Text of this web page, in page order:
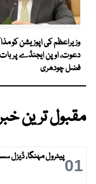
وزیراعظم کی اپوزیشن کو
دعوت، اوپن ایجنڈے پر
فضل چودھری
مقبول ترین
01پیٹرول مہنگا، ڈیزل